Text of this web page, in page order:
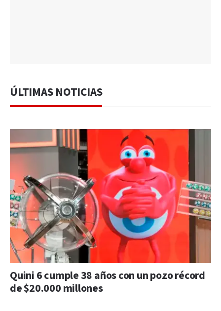
ÚLTIMAS NOTICIAS
Quini 6 cumple 38 años con un pozo récord
de $20.000 millones